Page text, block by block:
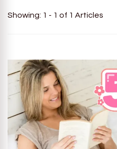
Showing: 1 - 1 of 1 Articles